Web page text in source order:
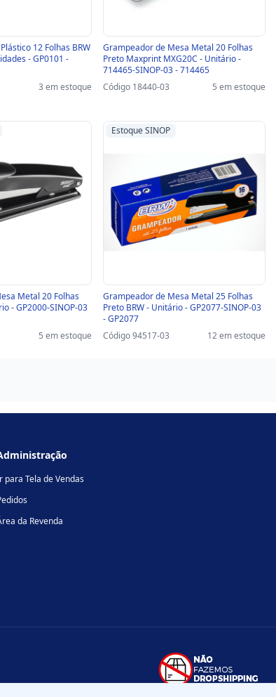
12 Folhas BRW
- GP0101 -
3 em estoque
Grampeador de Mesa Metal 20 Folhas
Preto Maxprint MXG20C - Unitário -
714465-SINOP-03 - 714465
Código 18440-03
5 em estoque
Metal 20 Folhas
- GP2000-SINOP-03
5 em estoque
Estoque SINOP
Grampeador de Mesa Metal 25 Folhas
Preto BRW - Unitário - GP2077-SINOP-03
- GP2077
Código 94517-03
12 em estoque
para Tela de Vendas
da Revenda